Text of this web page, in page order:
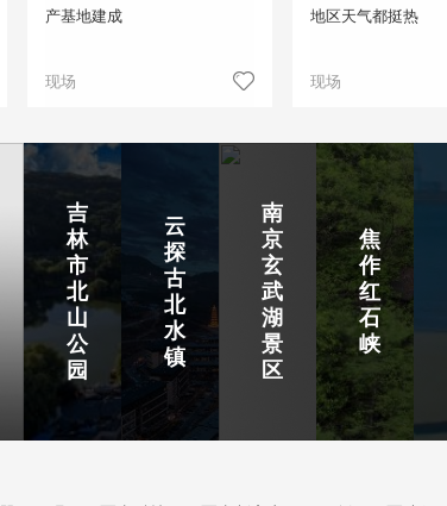
产基地建成
现场
地区天气都挺热
现场
吉
林
市
北
山
公
园
云
探
古
北
水
镇
南
京
玄
武
湖
景
区
焦
作
红
石
峡